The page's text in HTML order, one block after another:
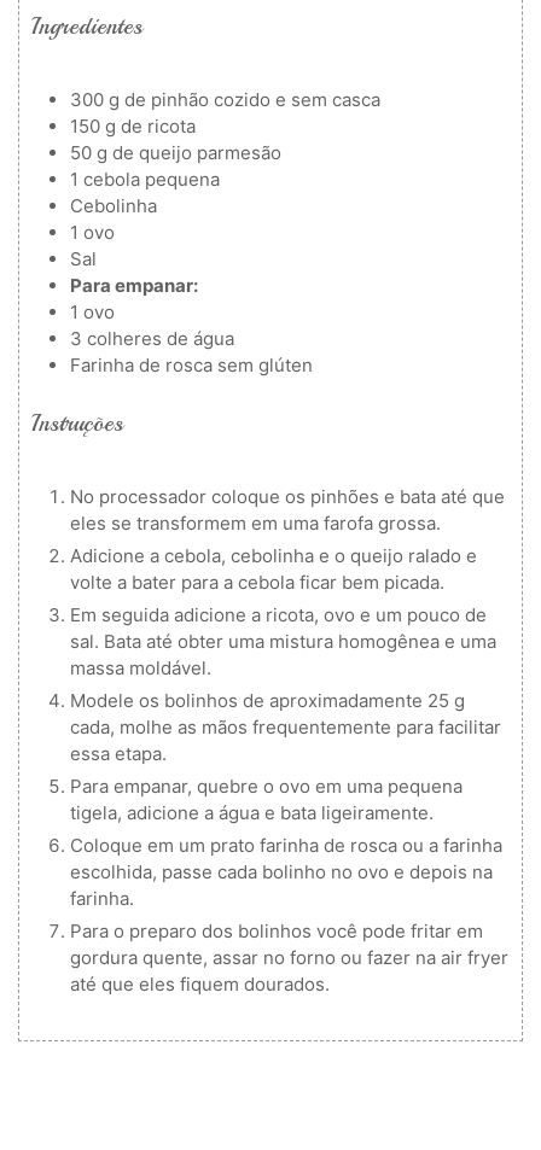
Ingredientes
300 g de pinhão cozido e sem casca
150 g de ricota
50 g de queijo parmesão
1 cebola pequena
Cebolinha
1 ovo
Sal
Para empanar:
1 ovo
3 colheres de água
Farinha de rosca sem glúten
Instruções
No processador coloque os pinhões e bata até que
eles se transformem em uma farofa grossa.
Adicione a cebola, cebolinha e o queijo ralado e
volte a bater para a cebola ficar bem picada.
Em seguida adicione a ricota, ovo e um pouco de
sal. Bata até obter uma mistura homogênea e uma
massa moldável.
Modele os bolinhos de aproximadamente 25 g
cada, molhe as mãos frequentemente para facilitar
essa etapa.
Para empanar, quebre o ovo em uma pequena
tigela, adicione a água e bata ligeiramente.
Coloque em um prato farinha de rosca ou a farinha
escolhida, passe cada bolinho no ovo e depois na
farinha.
Para o preparo dos bolinhos você pode fritar em
gordura quente, assar no forno ou fazer na air fryer
até que eles fiquem dourados.